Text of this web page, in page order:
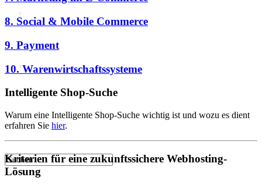
Der HDE
8. Social & Mobile Commerce
9. Payment
10. Warenwirtschaftssysteme
Intelligente Shop-Suche
Warum eine Intelligente Shop-Suche wichtig ist und wozu es dient
erfahren Sie hier.
Kriterien für eine zukunftssichere Webhosting-
Lösung